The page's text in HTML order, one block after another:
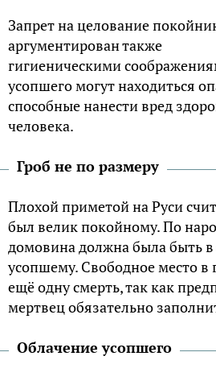
Запрет на целование
аргументирован также
гигиеническими
усопшего могут находиться
способные нанести вред
человека.
Гроб не по размеру
Плохой приметой на Руси
был велик покойному. По
домовина должна была быть
усопшему. Свободное место в
ещё одну смерть, так как
мертвец обязательно
Облачение усопшего